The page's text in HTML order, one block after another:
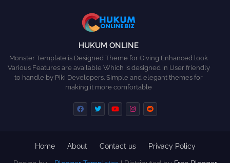
HUKUM ONLINE
Monster Template is Designed Theme for Giving Enhanced look
Various Features are available Which is designed in User friendly
to handle by Piki Developers. Simple and elegant themes for
making it more comfortable
Home About Contact us Privacy Policy